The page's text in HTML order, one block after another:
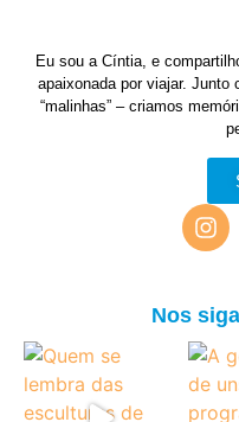
Eu sou a Cíntia, e
apaixonada por viajar.
“malinhas” – criamos
Nos